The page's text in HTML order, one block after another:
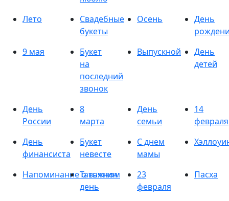
Лето
Свадебные
букеты
Осень
День
9 мая
Букет
на
последний
звонок
Выпускной
День
детей
День
России
8
марта
День
семьи
14
февраля
День
финансиста
Букет
невесте
С днем
мамы
Напоминание о важном
Татьянин
день
23
февраля
Пасха